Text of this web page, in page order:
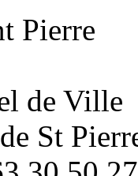
Pierre
de Ville
St